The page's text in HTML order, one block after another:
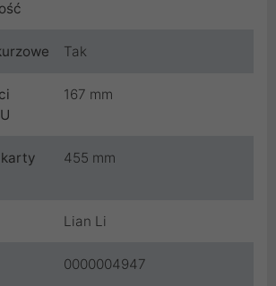
Tak
167 mm
karty
455 mm
Lian Li
0000004947